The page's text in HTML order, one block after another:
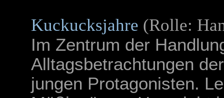
Kuckucksjahre (Rolle:
Im Zentrum der
Alltagsbetrachtungen
jungen Protagonisten.